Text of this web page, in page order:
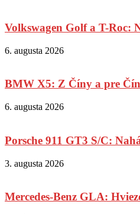
Volkswagen Golf a T-Roc:
6. augusta 2026
BMW X5: Z Číny a pre
6. augusta 2026
Porsche 911 GT3 S/C:
3. augusta 2026
Mercedes-Benz GLA: